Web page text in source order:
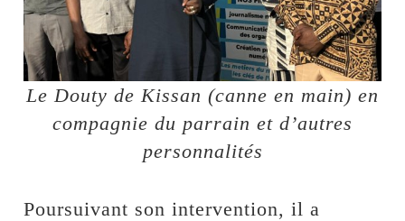
Le Douty de Kissan (canne en main) en
compagnie du parrain et d’autres
personnalités
Poursuivant son intervention, il a